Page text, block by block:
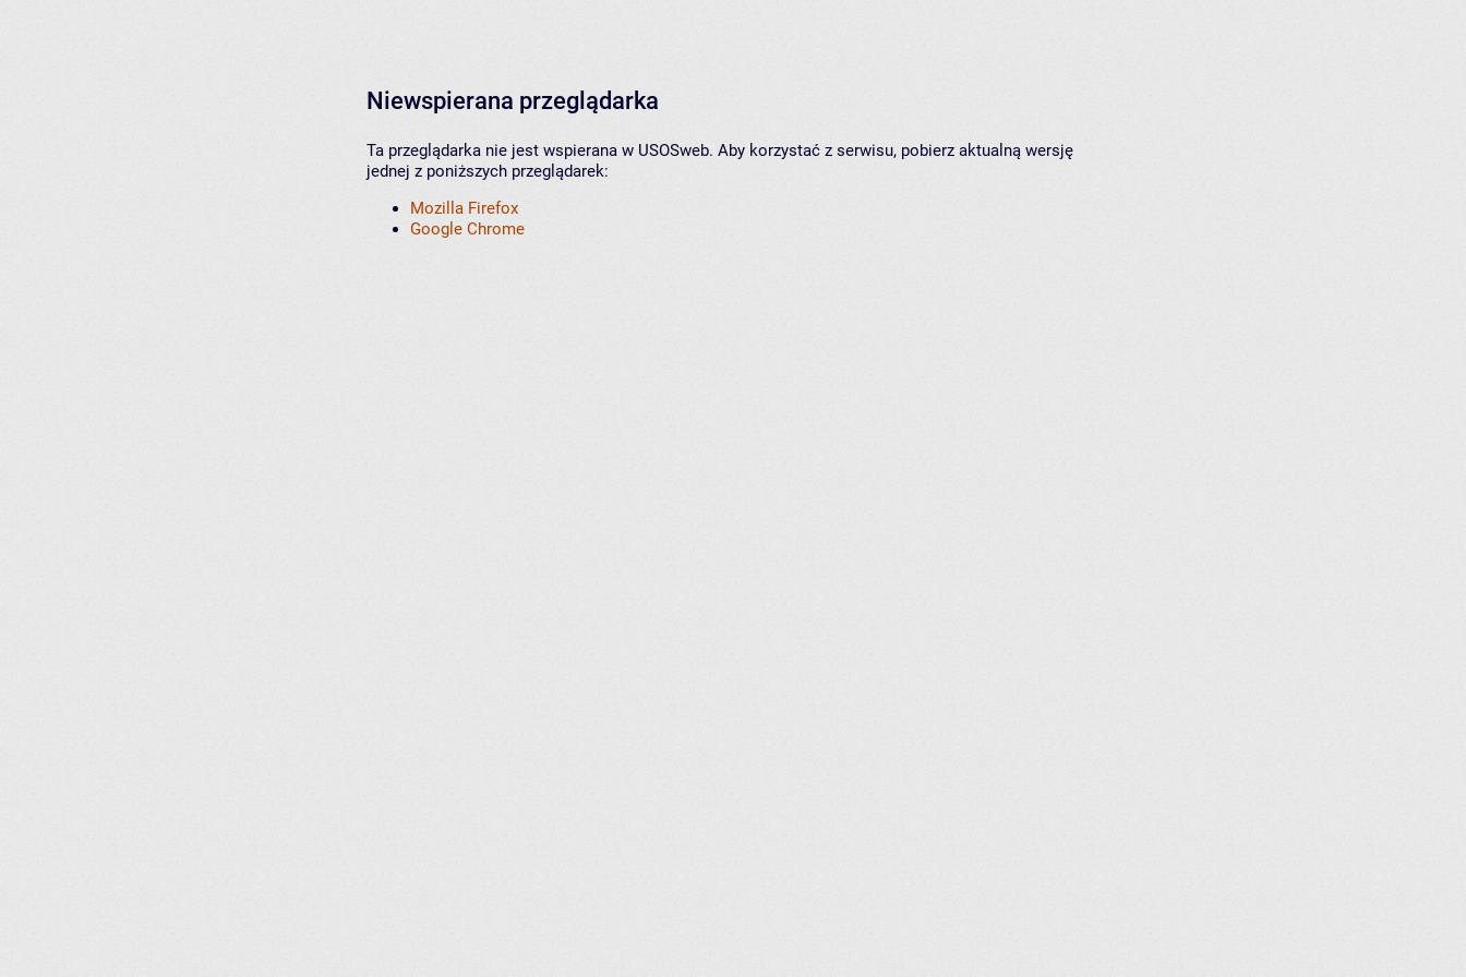
Niewspierana przeglądarka
Ta przeglądarka nie jest wspierana w USOSweb. Aby korzystać z serwisu, pobierz aktualną wersję
jednej z poniższych przeglądarek:
Mozilla Firefox
Google Chrome